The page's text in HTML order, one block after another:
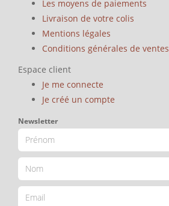
Les moyens de paiements
Livraison de votre colis
Mentions légales
Conditions générales de ventes
Espace client
Je me connecte
Je créé un compte
Newsletter